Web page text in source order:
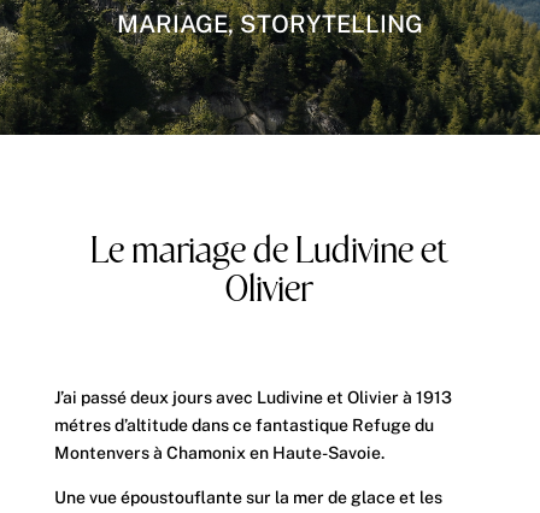
MARIAGE,STORYTELLING
Le mariage de Ludivine et
Olivier
J’ai passé deux jours avec Ludivine et Olivier à 1913
métres d’altitude dans ce fantastique Refuge du
Montenvers à Chamonix en Haute-Savoie.
Une vue époustouflante sur la mer de glace et les